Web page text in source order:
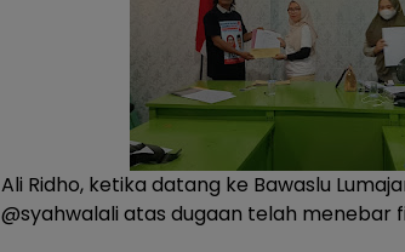
Ali Ridho, ketika datang ke Bawaslu
@syahwalali atas dugaan telah menebar